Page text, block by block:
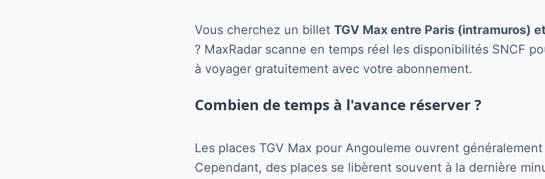
Vous cherchez un billet TGV Max entre Paris (intramuros)
? MaxRadar scanne en temps réel les disponibilités SNCF
à voyager gratuitement avec votre abonnement.
Combien de temps à l'avance réserver ?
Les places TGV Max pour Angouleme ouvrent
Cependant, des places se libèrent souvent à la dernière